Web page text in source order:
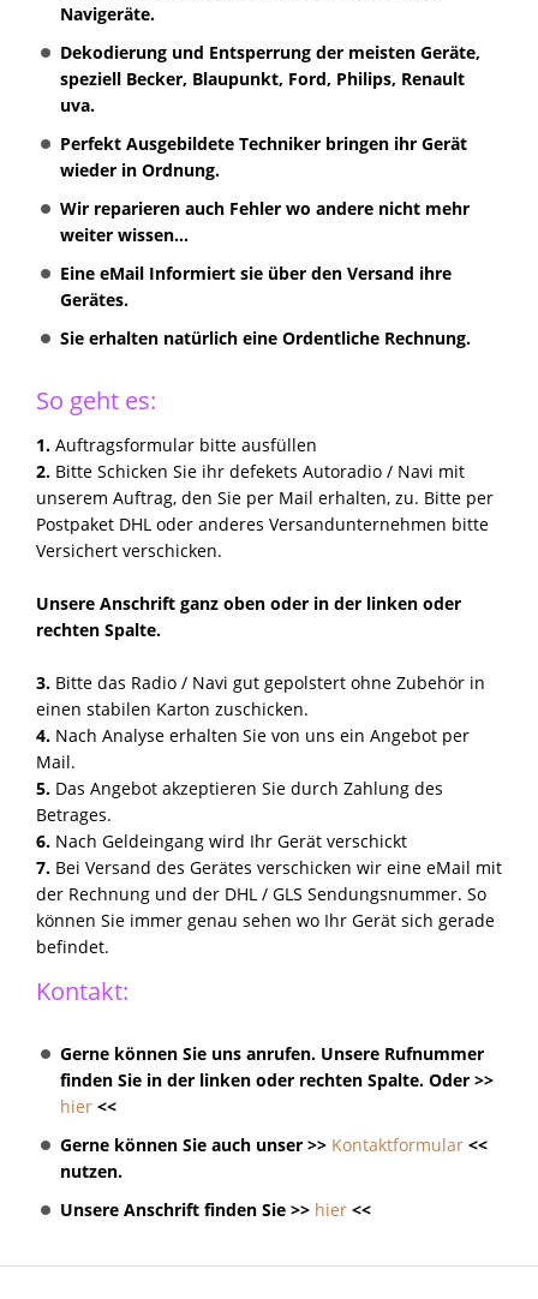
Navigeräte.
Dekodierung und Entsperrung der meisten Geräte,
speziell Becker, Blaupunkt, Ford, Philips, Renault
uva.
Perfekt Ausgebildete Techniker bringen ihr Gerät
wieder in Ordnung.
Wir reparieren auch Fehler wo andere nicht mehr
weiter wissen...
Eine eMail Informiert sie über den Versand ihre
Gerätes.
Sie erhalten natürlich eine Ordentliche Rechnung.
So geht es:
1. Auftragsformular bitte ausfüllen
2. Bitte Schicken Sie ihr defekets Autoradio / Navi mit
unserem Auftrag, den Sie per Mail erhalten, zu. Bitte per
Postpaket DHL oder anderes Versandunternehmen bitte
Versichert verschicken.
Unsere Anschrift ganz oben oder in der linken oder
rechten Spalte.
3. Bitte das Radio / Navi gut gepolstert ohne Zubehör in
einen stabilen Karton zuschicken.
4. Nach Analyse erhalten Sie von uns ein Angebot per
Mail.
5. Das Angebot akzeptieren Sie durch Zahlung des
Betrages.
6. Nach Geldeingang wird Ihr Gerät verschickt
7. Bei Versand des Gerätes verschicken wir eine eMail mit
der Rechnung und der DHL / GLS Sendungsnummer. So
können Sie immer genau sehen wo Ihr Gerät sich gerade
befindet.
Kontakt:
Gerne können Sie uns anrufen. Unsere Rufnummer
finden Sie in der linken oder rechten Spalte. Oder >>
hier <<
Gerne können Sie auch unser >> Kontaktformular <<
nutzen.
Unsere Anschrift finden Sie >> hier <<